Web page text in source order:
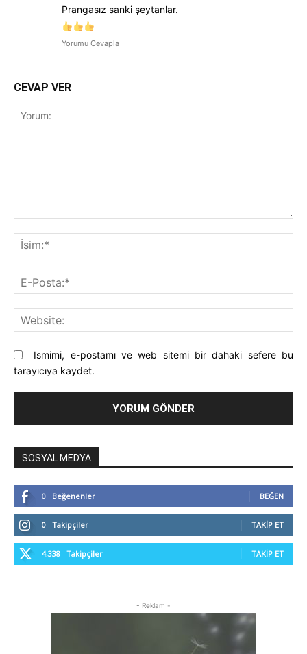
Prangasız sanki şeytanlar.
Yorumu Cevapla
CEVAP VER
Ismimi, e-postamı ve web sitemi bir dahaki sefere bu
tarayıcıya kaydet.
SOSYAL MEDYA
0 Beğenenler BEĞEN
0 Takipçiler TAKIP ET
4,338 Takipçiler TAKIP ET
- Reklam -